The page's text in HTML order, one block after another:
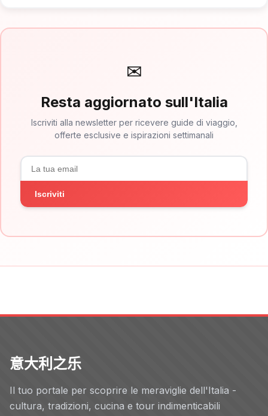
✉
Resta aggiornato sull'Italia
Iscriviti alla newsletter per ricevere guide di viaggio,
offerte esclusive e ispirazioni settimanali
Iscriviti
意大利之乐
Il tuo portale per scoprire le meraviglie dell'Italia -
cultura, tradizioni, cucina e tour indimenticabili